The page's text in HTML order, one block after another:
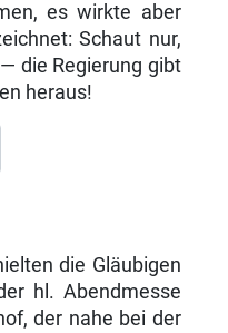
es wirkte aber
Schaut nur,
die Regierung gibt
heraus!
die Gläubigen
hl. Abendmesse
der nahe bei der